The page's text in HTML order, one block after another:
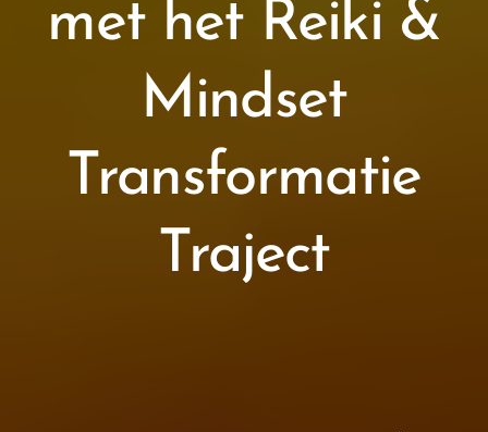
met het Reiki &
Mindset
Transformatie
Traject